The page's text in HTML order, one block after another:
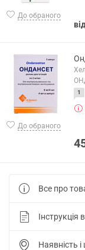
До обраного
До обраного
1
Все про
Інструкція
Наявність і